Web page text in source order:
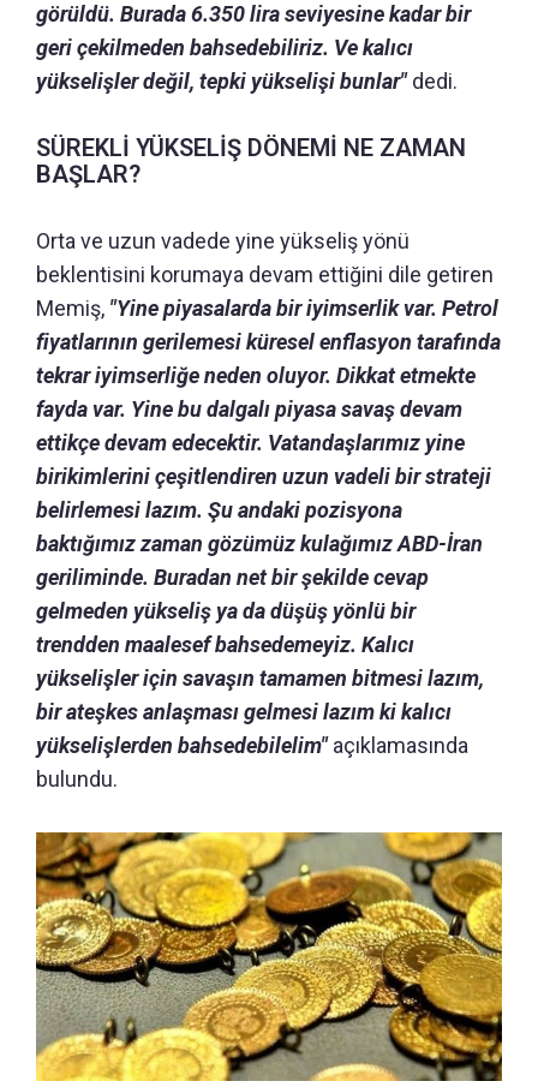
görüldü. Burada 6.350 lira seviyesine kadar bir
geri çekilmeden bahsedebiliriz. Ve kalıcı
yükselişler değil, tepki yükselişi bunlar"dedi.
SÜREKLİ YÜKSELİŞ DÖNEMİ NE ZAMAN
BAŞLAR?
Orta ve uzun vadede yine yükseliş yönü
beklentisini korumaya devam ettiğini dile getiren
Memiş, "Yine piyasalarda bir iyimserlik var. Petrol
fiyatlarının gerilemesi küresel enflasyon tarafında
tekrar iyimserliğe neden oluyor. Dikkat etmekte
fayda var. Yine bu dalgalı piyasa savaş devam
ettikçe devam edecektir. Vatandaşlarımız yine
birikimlerini çeşitlendiren uzun vadeli bir strateji
belirlemesi lazım. Şu andaki pozisyona
baktığımız zaman gözümüz kulağımız ABD-İran
geriliminde. Buradan net bir şekilde cevap
gelmeden yükseliş ya da düşüş yönlü bir
trendden maalesef bahsedemeyiz. Kalıcı
yükselişler için savaşın tamamen bitmesi lazım,
bir ateşkes anlaşması gelmesi lazım ki kalıcı
yükselişlerden bahsedebilelim"açıklamasında
bulundu.